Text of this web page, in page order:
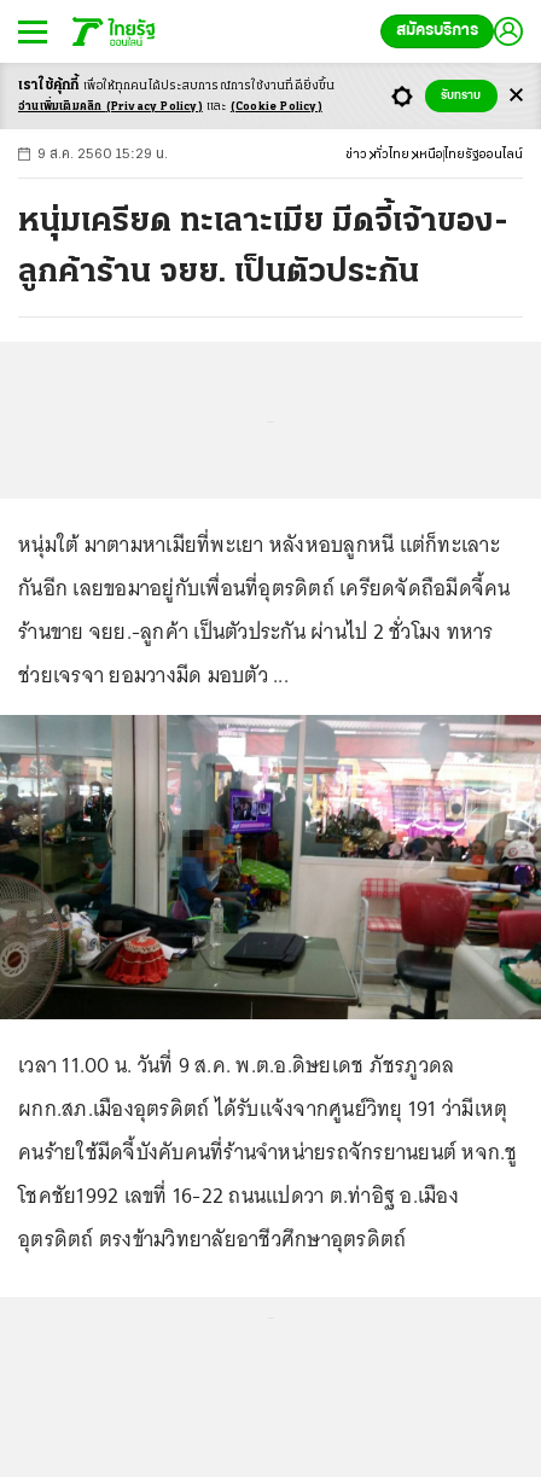
สมัครบริการ
-ก ก ก+
9 ส.ค. 2560 15:29 น. ข่าว ทั่วไทย เหนือ ไทยรัฐออนไลน์
หนุ่มเครียด ทะเลาะเมีย มีดจี้เจ้าของ-
ลูกค้าร้าน จยย. เป็นตัวประกัน
หนุ่มใต้ มาตามหาเมียที่พะเยา หลังหอบลูกหนี แต่ก็ทะเลาะ
กันอีก เลยขอมาอยู่กับเพื่อนที่อุตรดิตถ์ เครียดจัดถือมีดจี้คน
ร้านขาย จยย.-ลูกค้า เป็นตัวประกัน ผ่านไป 2 ชั่วโมง ทหาร
ช่วยเจรจา ยอมวางมีด มอบตัว ...
เวลา 11.00 น. วันที่ 9 ส.ค. พ.ต.อ.ดิษยเดช ภัชรภูวดล
ผกก.สภ.เมืองอุตรดิตถ์ ได้รับแจ้งจากศูนย์วิทยุ 191 ว่ามีเหตุ
คนร้ายใช้มีดจี้บังคับคนที่ร้านจำหน่ายรถจักรยานยนต์ หจก.ชู
โชคชัย1992 เลขที่ 16-22 ถนนแปดวา ต.ท่าอิฐ อ.เมือง
อุตรดิตถ์ ตรงข้ามวิทยาลัยอาชีวศึกษาอุตรดิตถ์
เราใช้คุ้กกี้ เพื่อให้ทุกคนได้ประสบการณ์การใช้งานที่ดียิ่งขึ้น
อ่านเพิ่มเติมคลิก (Privacy Policy) และ (Cookie Policy)
รับทราบ